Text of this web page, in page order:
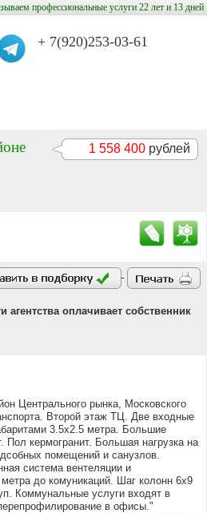
профессиональные услуги 22 лет и 13 дней
+ 7(920)253-03-61
1 558 400рублей
агентства оплачивает собственник
Центрального рынка, Московского
Второй этаж ТЦ. Две входные
3.5х2.5 метра. Большие
кермогранит. Большая нагрузка на
помещений и санузлов.
система вентеляции и
до комуникаций. Шаг колонн 6х9
Коммунальные услуги входят в
в офисы."